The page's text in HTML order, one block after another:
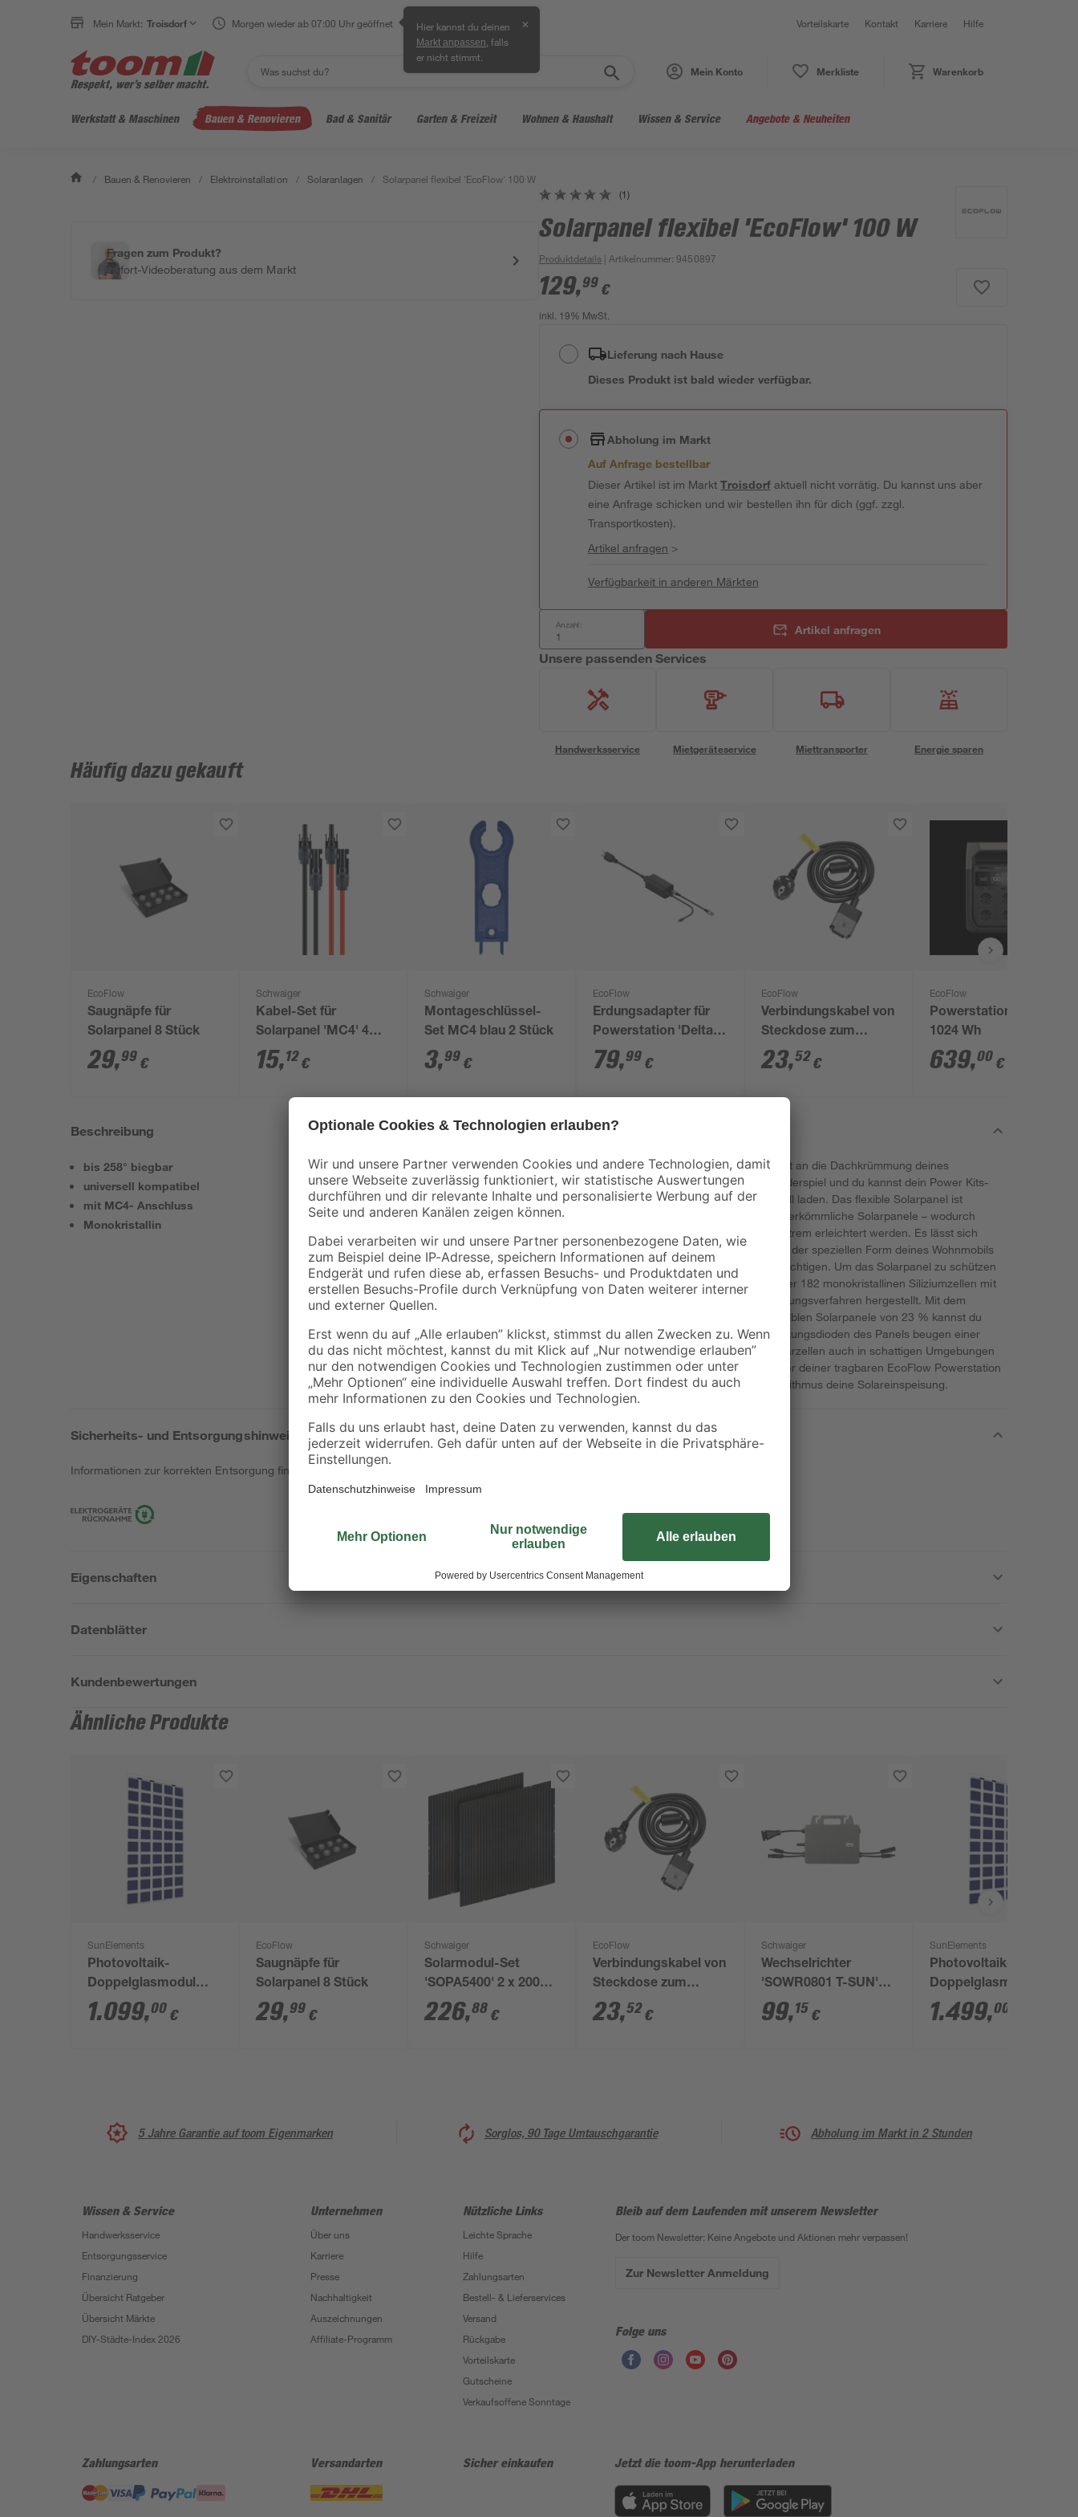
Mein Markt: Troisdorf Morgen wieder ab 07:00 Uhr geöffnet Hier kannst du deinen
Markt anpassen , falls
er nicht stimmt.
✕ Vorteilskarte Kontakt Karriere Hilfe
Mein Konto Merkliste Warenkorb
Werkstatt & Maschinen Bauen & Renovieren Bad & Sanitär Garten & Freizeit Wohnen & Haushalt Wissen & Service Angebote & Neuheiten
/ Bauen & Renovieren / Elektroinstallation / Solaranlagen / Solarpanel flexibel 'EcoFlow' 100 W
Fragen zum Produkt?
Sofort-Videoberatung aus dem Markt
(1)
Solarpanel flexibel 'EcoFlow' 100 W
Produktdetails | Artikelnummer:9450897
129,99 €
inkl. 19% MwSt.
Lieferung nach Hause
Dieses Produkt ist bald wieder verfügbar.
Abholung im Markt
Auf Anfrage bestellbar
Dieser Artikel ist im MarktTroisdorfaktuell nicht vorrätig. Du kannst uns aber
eine Anfrage schicken und wir bestellen ihn für dich (ggf. zzgl.
Transportkosten).
Artikel anfragen >
Verfügbarkeit in anderen Märkten
Anzahl: Artikel anfragen
Unsere passenden Services
Handwerksservice Mietgeräteservice Miettransporter Energie sparen
Häufig dazu gekauft
EcoFlow
Saugnäpfe für
Solarpanel 8 Stück
29,99 €
Schwaiger
Kabel-Set für
Solarpanel 'MC4' 4
mm² Länge 2 m
15,12€
Schwaiger
Montageschlüssel-
Set MC4 blau 2 Stück
3,99 €
EcoFlow
Erdungsadapter für
Powerstation 'Delta
Pro' und 'Delta Max'
mit C14-Stecker
79,99 €
EcoFlow
Verbindungskabel von
Steckdose zum
Powerstream 5 m
23,52€
EcoFlow
Powerstation 'Delta 3'
1024 Wh
639,00 €
Beschreibung
bis 258° biegbar
universell kompatibel
mit MC4- Anschluss
Monokristallin
Das leichte, flexible Solarpanel passt sich perfekt an die Dachkrümmung deines
Wohnmobils an. So wird die Installation zum Kinderspiel und du kannst dein Power Kits-
System oder deine tragbare Powerstation schnell laden. Das flexible Solarpanel ist
außergewöhnlich leicht – ca. 70 % leichter als herkömmliche Solarpanele – wodurch
sowohl der Transport als auch die Installation extrem erleichtert werden. Es lässt sich
leicht um bis zu 258 Grad biegen und passt sich der speziellen Form deines Wohnmobils
an, ohne die die Sonneneinstrahlung zu beeinträchtigen. Um das Solarpanel zu schützen
und dessen Leistung zu verbessern, wird jede der 182 monokristallinen Siliziumzellen mit
einem fortschrittlichen Glasfaser- und Beschichtungsverfahren hergestellt. Mit dem
überragenden Wirkungsgrad unserer 100 W flexiblen Solarpanele von 23 % kannst du
noch schneller laden. Die integrierten Überbrückungsdioden des Panels beugen einer
Überhitzung vor und halten die Leistung der Solarzellen auch in schattigen Umgebungen
aufrecht. Wenn du es mit deinem Power Kits oder deiner tragbaren EcoFlow Powerstation
kombinierst, optimiert der integrierte MPPT-Algorithmus deine Solareinspeisung.
Sicherheits- und Entsorgungshinweise
Informationen zur korrekten Entsorgung findest du
Eigenschaften
Datenblätter
Kundenbewertungen
Ähnliche Produkte
SunElements
Photovoltaik-
Doppelglasmodul
'SunGarden Energy'
275 Wp
1.099,00 €
EcoFlow
Saugnäpfe für
Solarpanel 8 Stück
29,99 €
Schwaiger
Solarmodul-Set
'SOPA5400' 2 x 200
Wp, 102 x 102 cm
226,88 €
EcoFlow
Verbindungskabel von
Steckdose zum
Powerstream 5 m
23,52€
Schwaiger
Wechselrichter
'SOWR0801 T-SUN'
800 W
99,15 €
SunElements
Photovoltaik-
Doppelglasmodul
'SunGarden Energy'
275 Wp
1.499,00
5 Jahre Garantie auf toom Eigenmarken Sorglos, 90 Tage Umtauschgarantie Abholung im Markt in 2 Stunden
Wissen & Service
Handwerksservice
Entsorgungsservice
Finanzierung
Übersicht Ratgeber
Übersicht Märkte
DIY-Städte-Index 2026
Unternehmen
Über uns
Karriere
Presse
Nachhaltigkeit
Auszeichnungen
Affiliate-Programm
Nützliche Links
Leichte Sprache
Hilfe
Zahlungsarten
Bestell- & Lieferservices
Versand
Rückgabe
Vorteilskarte
Gutscheine
Verkaufsoffene Sonntage
Bleib auf dem Laufenden mit unserem Newsletter
Der toom Newsletter: Keine Angebote und Aktionen mehr verpassen!
Zur Newsletter Anmeldung
Folge uns
Zahlungsarten Versandarten Sicher einkaufen Jetzt die toom-App herunterladen